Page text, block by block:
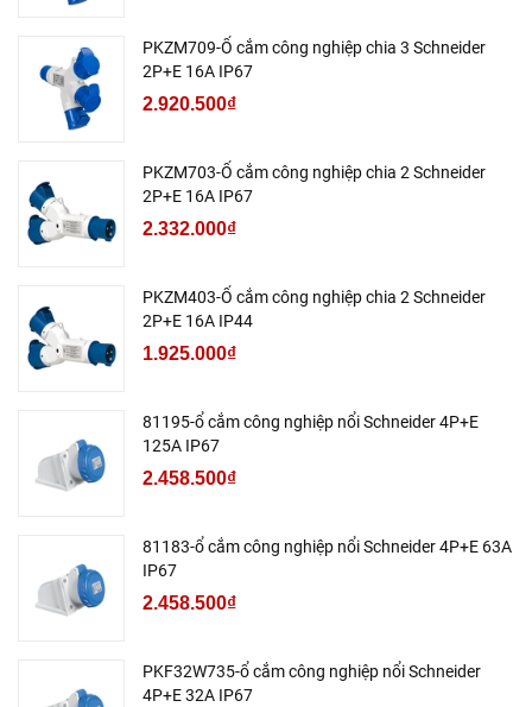
PKZM709-Ổ cắm công nghiệp chia 3 Schneider
2P+E 16A IP67
2.920.500₫
PKZM703-Ổ cắm công nghiệp chia 2 Schneider
2P+E 16A IP67
2.332.000₫
PKZM403-Ổ cắm công nghiệp chia 2 Schneider
2P+E 16A IP44
1.925.000₫
81195-ổ cắm công nghiệp nổi Schneider 4P+E
125A IP67
2.458.500₫
81183-ổ cắm công nghiệp nổi Schneider 4P+E 63A
IP67
2.458.500₫
PKF32W735-ổ cắm công nghiệp nổi Schneider
4P+E 32A IP67